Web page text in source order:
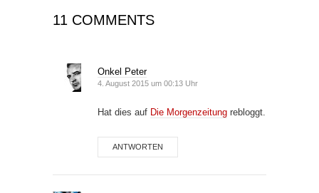
11 COMMENTS
Onkel Peter
4. August 2015 um 00:13 Uhr
Hat dies auf Die Morgenzeitung rebloggt.
ANTWORTEN